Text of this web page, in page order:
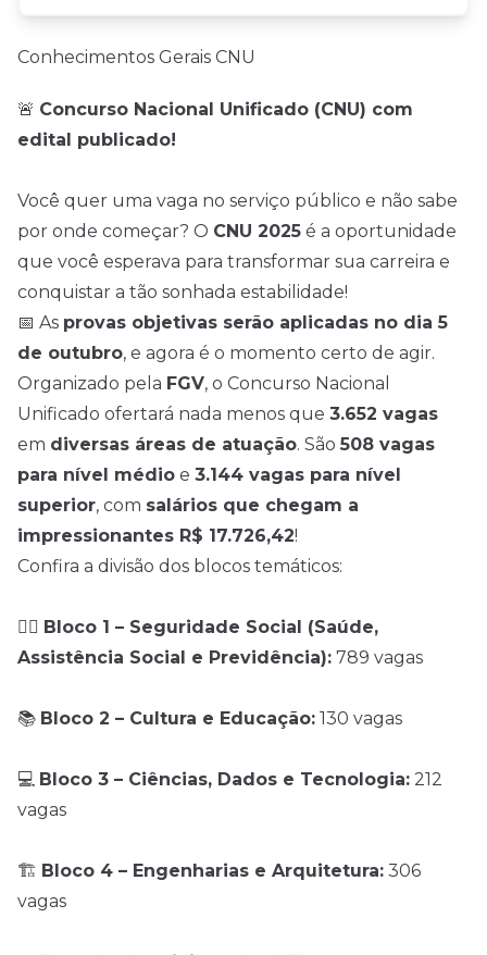
Conhecimentos Gerais CNU
🚨 Concurso Nacional Unificado (CNU) com
edital publicado!
Você quer uma vaga no serviço público e não sabe
por onde começar? O CNU 2025 é a oportunidade
que você esperava para transformar sua carreira e
conquistar a tão sonhada estabilidade!
📅 As provas objetivas serão aplicadas no dia 5
de outubro, e agora é o momento certo de agir.
Organizado pela FGV, o Concurso Nacional
Unificado ofertará nada menos que 3.652 vagas
em diversas áreas de atuação. São 508 vagas
para nível médio e 3.144 vagas para nível
superior, com salários que chegam a
impressionantes R$ 17.726,42!
Confira a divisão dos blocos temáticos:
🧑‍⚕️ Bloco 1 – Seguridade Social (Saúde,
Assistência Social e Previdência): 789 vagas
📚 Bloco 2 – Cultura e Educação: 130 vagas
💻 Bloco 3 – Ciências, Dados e Tecnologia: 212
vagas
🏗️ Bloco 4 – Engenharias e Arquitetura: 306
vagas